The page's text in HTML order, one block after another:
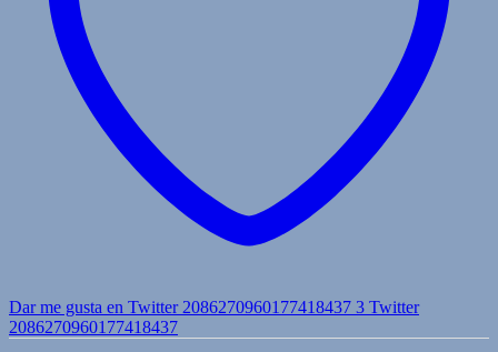
Dar me gusta en Twitter 2086270960177418437 3 Twitter
2086270960177418437